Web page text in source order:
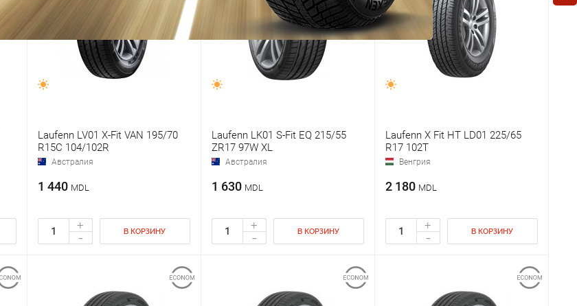
Laufenn LV01 X-Fit VAN 195/70
R15C 104/102R
Австралия
1 440 MDL
+
- В КОРЗИНУ
Laufenn LK01 S-Fit EQ 215/55
ZR17 97W XL
Австралия
1 630 MDL
+
- В КОРЗИНУ
Laufenn X Fit HT LD01 225/65
R17 102T
Венгрия
2 180 MDL
+
- В КОРЗИНУ